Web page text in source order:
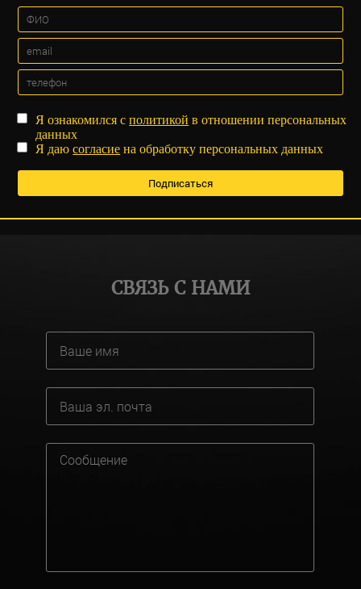
Я ознакомился сполитикой в отношении персональных
данных
Я даюсогласие на обработку персональных данных
СВЯЗЬ С НАМИ